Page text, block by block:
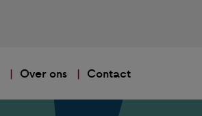
Over ons Contact